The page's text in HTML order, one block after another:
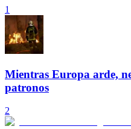
1
Mientras Europa arde,
patronos
2